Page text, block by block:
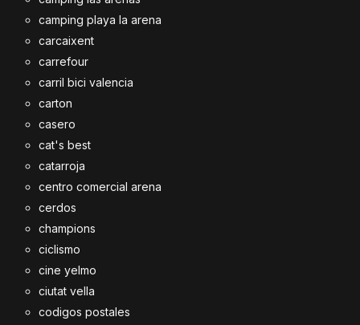
camping playa la arena
carcaixent
carrefour
carril bici valencia
carton
casero
cat's best
catarroja
centro comercial arena
cerdos
champions
ciclismo
cine yelmo
ciutat vella
codigos postales